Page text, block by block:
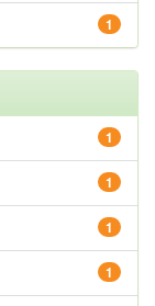
1
1
1
1
1